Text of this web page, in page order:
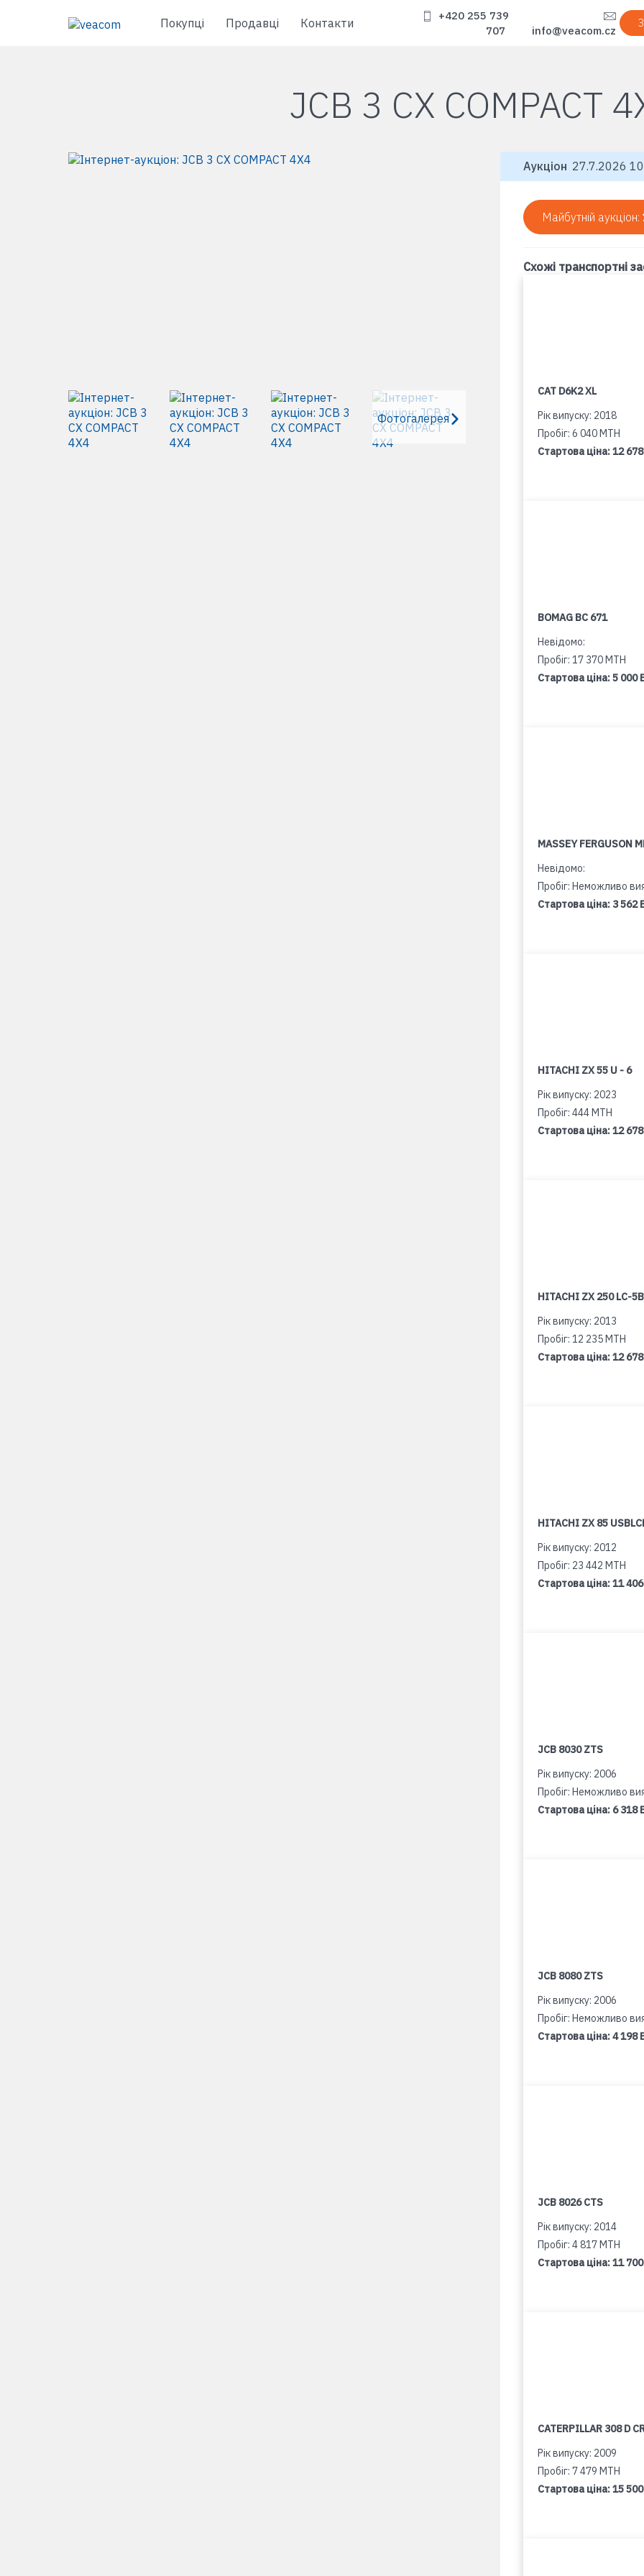
Покупці Продавці Контакти
+420 255 739
707
info@veacom.cz
JCB 3 CX COMPACT
Фотогалерея
Аукціон 27.7.2026
Майбутній аукціон:
Схожі транспортні
CAT D6K2 XL
Рік випуску: 2018
Пробіг: 6 040 MTH
Стартова ціна:12
BOMAG BC 671
Невідомо:
Пробіг: 17 370 MTH
Стартова ціна:5 000
MASSEY FERGUSON
Невідомо:
Пробіг: Неможливо
Стартова ціна: 3 562
HITACHI ZX 55 U - 6
Рік випуску: 2023
Пробіг: 444 MTH
Стартова ціна:12
HITACHI ZX 250 LC-5B
Рік випуску: 2013
Пробіг: 12 235 MTH
Стартова ціна:12
HITACHI ZX 85
Рік випуску: 2012
Пробіг: 23 442 MTH
Стартова ціна:11
JCB 8030 ZTS
Рік випуску: 2006
Пробіг: Неможливо
Стартова ціна: 6 318
JCB 8080 ZTS
Рік випуску: 2006
Пробіг: Неможливо
Стартова ціна:4 198
JCB 8026 CTS
Рік випуску: 2014
Пробіг: 4 817 MTH
Стартова ціна:11
CATERPILLAR 308 D
Рік випуску: 2009
Пробіг: 7 479 MTH
Стартова ціна:15